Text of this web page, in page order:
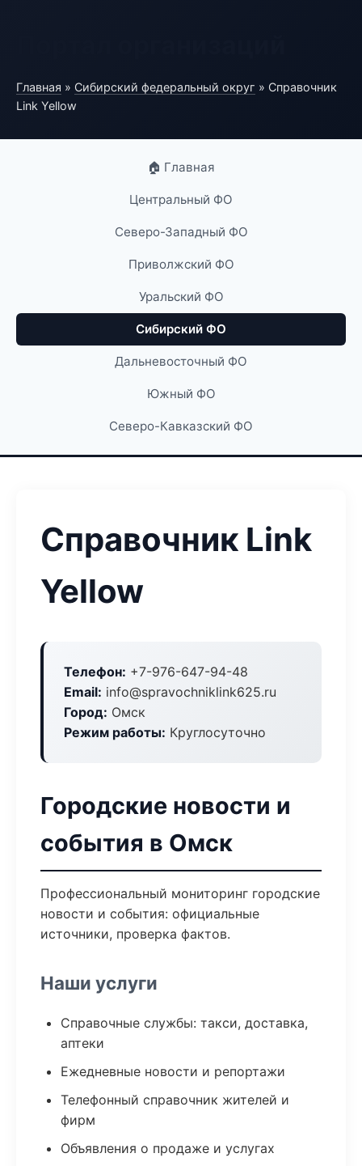
Главная » Сибирский федеральный округ » Справочник
Link Yellow
🏠 Главная
Центральный ФО
Северо-Западный ФО
Приволжский ФО
Уральский ФО
Сибирский ФО
Дальневосточный ФО
Южный ФО
Северо-Кавказский ФО
Справочник Link
Yellow
Телефон: +7-976-647-94-48
Email: info@spravochniklink625.ru
Город: Омск
Режим работы: Круглосуточно
Городские новости и
события в Омск
Профессиональный мониторинг городские
новости и события: официальные
источники, проверка фактов.
Наши услуги
Справочные службы: такси, доставка,
аптеки
Ежедневные новости и репортажи
Телефонный справочник жителей и
фирм
Объявления о продаже и услугах